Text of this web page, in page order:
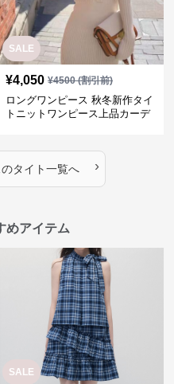
SALE
¥4,050 ¥4500(割引前)
ロングワンピース 秋冬新作タイ
トニットワンピース上品カーデ
のタイト一覧へ ›
めアイテム
SALE